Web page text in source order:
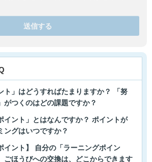
送信する
ト」はどうすればたまりますか？ 「努
がつくのはどの課題ですか？
イント」とはなんですか？ ポイントが
ングはいつですか？
イント】 自分の「ラーニングポイン
ごほうびへの交換は、どこからできます